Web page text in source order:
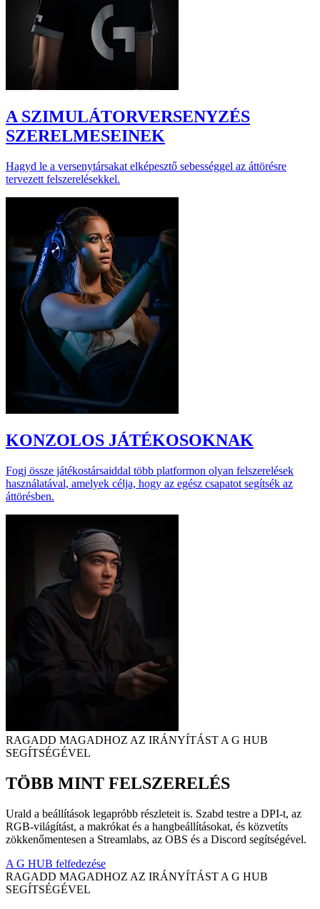
A SZIMULÁTORVERSENYZÉS
SZERELMESEINEK
Hagyd le a versenytársakat elképesztő sebességgel az áttörésre
tervezett felszerelésekkel.
KONZOLOS JÁTÉKOSOKNAK
Fogj össze játékostársaiddal több platformon olyan felszerelések
használatával, amelyek célja, hogy az egész csapatot segítsék az
áttörésben.
RAGADD MAGADHOZ AZ IRÁNYÍTÁST A G HUB
SEGÍTSÉGÉVEL
TÖBB MINT FELSZERELÉS
Urald a beállítások legapróbb részleteit is. Szabd testre a DPI-t, az
RGB-világítást, a makrókat és a hangbeállításokat, és közvetíts
zökkenőmentesen a Streamlabs, az OBS és a Discord segítségével.
A G HUB felfedezése
RAGADD MAGADHOZ AZ IRÁNYÍTÁST A G HUB
SEGÍTSÉGÉVEL